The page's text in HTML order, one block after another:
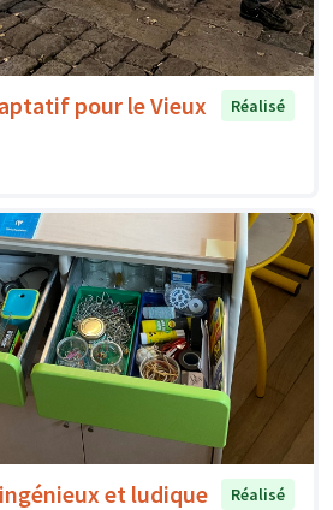
pour le Vieux
Réalisé
et ludique
Réalisé